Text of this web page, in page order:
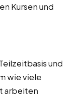
Kursen und
und
wie viele
arbeiten